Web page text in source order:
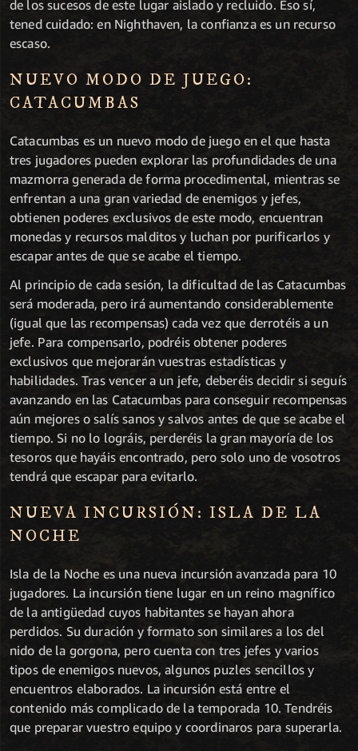
de los sucesos de este lugar aislado y recluido. Eso sí,
tened cuidado: en Nighthaven, la confianza es un recurso
escaso.
NUEVO MODO DE JUEGO:
CATACUMBAS
Catacumbas es un nuevo modo de juego en el que hasta
tres jugadores pueden explorar las profundidades de una
mazmorra generada de forma procedimental, mientras se
enfrentan a una gran variedad de enemigos y jefes,
obtienen poderes exclusivos de este modo, encuentran
monedas y recursos malditos y luchan por purificarlos y
escapar antes de que se acabe el tiempo.
Al principio de cada sesión, la dificultad de las Catacumbas
será moderada, pero irá aumentando considerablemente
(igual que las recompensas) cada vez que derrotéis a un
jefe. Para compensarlo, podréis obtener poderes
exclusivos que mejorarán vuestras estadísticas y
habilidades. Tras vencer a un jefe, deberéis decidir si seguís
avanzando en las Catacumbas para conseguir recompensas
aún mejores o salís sanos y salvos antes de que se acabe el
tiempo. Si no lo lográis, perderéis la gran mayoría de los
tesoros que hayáis encontrado, pero solo uno de vosotros
tendrá que escapar para evitarlo.
NUEVA INCURSIÓN: ISLA DE LA
NOCHE
Isla de la Noche es una nueva incursión avanzada para 10
jugadores. La incursión tiene lugar en un reino magnífico
de la antigüedad cuyos habitantes se hayan ahora
perdidos. Su duración y formato son similares a los del
nido de la gorgona, pero cuenta con tres jefes y varios
tipos de enemigos nuevos, algunos puzles sencillos y
encuentros elaborados. La incursión está entre el
contenido más complicado de la temporada 10. Tendréis
que preparar vuestro equipo y coordinaros para superarla.